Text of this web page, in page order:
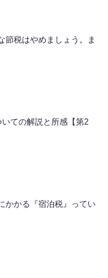
節税はやめましょう。ま
ての解説と所感【第2
かかる『宿泊税』ってい